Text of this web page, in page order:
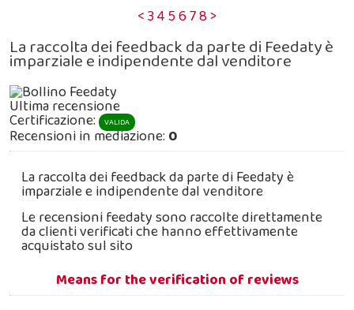
<345678>
La raccolta dei feedback da parte di Feedaty è
imparziale e indipendente dal venditore
Ultima recensione
Certificazione: VALIDA
Recensioni in mediazione: 0
La raccolta dei feedback da parte di Feedaty è
imparziale e indipendente dal venditore
Le recensioni feedaty sono raccolte direttamente
da clienti verificati che hanno effettivamente
acquistato sul sito
Means for the verification of reviews